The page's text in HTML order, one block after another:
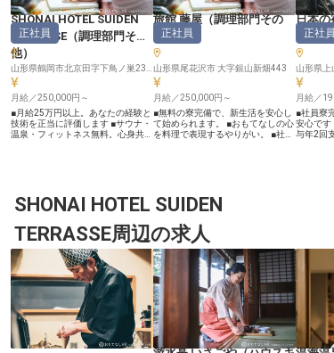
SHONAI HOTEL SUIDEN
TERRASSE（調理部門その
他）
正社員
月給／250,000円～
■月給25万円以上。あなたの経験と
技術を正当に評価します ■サウナ・
温泉・フィットネス無料。心身共に
しを】 私たちは、訪れるお客様に
忘れられない感動体験を提供するこ
ッフとして、旬の食材を活かした料
理で、お客様の旅の思い出を彩る重
要な役割を担っていただきます。一
皿一皿に心を込め、五感で楽しんで
いただけるようなお料理を創造して
ください。お客様の「美味しい」と
いう笑顔が、何よりの喜びとなるで
しょう。 あなたの技術と情熱で、
最高のおもてなしを形にしません
か。 ーー【働きやすさと成長を支
える充実の環境】 当施設では、ス
タッフ一人ひとりが安心して長く働
旅館 藤屋（調理部門その
他）
正社員
山形県尾花沢市 大字銀山新畑443
月給／250,000円～
■無料の寮完備で、新生活を安心し
て始められます。 ■おもてなしの心
を料理で表現するやりがい。 ■社会
ひとときを提供するため、料理を通
じて深い感動をお届けしています。
い一皿一皿に、真心を込めて向き合
う。 そんなおもてなしの精神を大
切にする職場で、あなたの料理人と
しての才能を存分に発揮してくださ
い。 お客様の笑顔が、何よりの喜
びとなるでしょう。 ーー【安心し
て長く働ける、充実のサポート体
制】 新しい環境でのスタートを応
援するため、無料の寮をご用意して
おります。 住まいの心配なく、仕
事に集中できる環境です。 また、
社会保険完備はもちろん、毎日の昼
日本の
の他）
正社員
山形県上
月給／
■社員寮
安心です
与年2回
と革新が
最高の
指してい
た技術
してください。 ー
く働ける
社員寮
をスム
遠方から
SHONAI HOTEL SUIDEN
TERRASSE周辺の求人